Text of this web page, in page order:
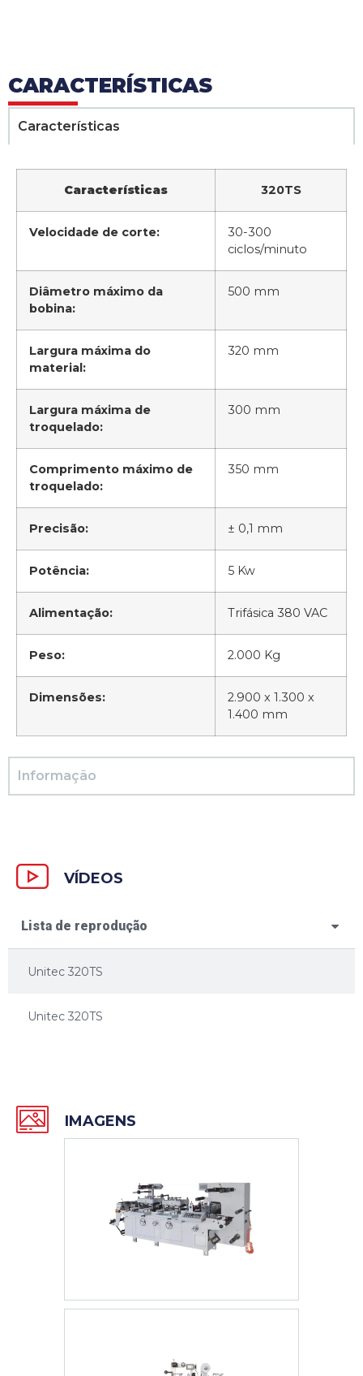
CARACTERÍSTICAS
Características
Características 320TS
Velocidade de corte:
30-300
ciclos/minuto
Diâmetro máximo da
bobina:
500 mm
Largura máxima do
material:
320 mm
Largura máxima de
troquelado:
300 mm
Comprimento máximo de
troquelado:
350 mm
Precisão: ± 0,1 mm
Potência: 5 Kw
Alimentação: Trifásica 380 VAC
Peso: 2.000 Kg
Dimensões:
2.900 x 1.300 x
1.400 mm
Informação
VÍDEOS
Lista de reprodução
Unitec 320TS
Unitec 320TS
IMAGENS